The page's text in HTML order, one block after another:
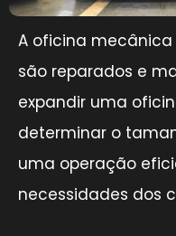
A oficina
são reparados e
expandir uma
determinar o
uma operação
necessidades dos